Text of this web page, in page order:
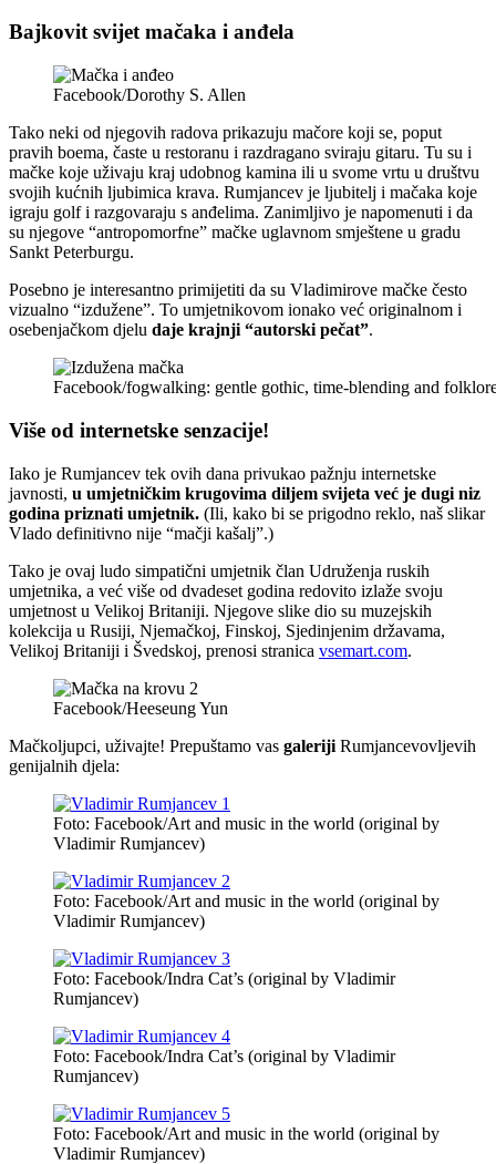
Bajkovit svijet mačaka i anđela
Facebook/Dorothy S. Allen
Tako neki od njegovih radova prikazuju mačore koji se, poput
pravih boema, časte u restoranu i razdragano sviraju gitaru. Tu su i
mačke koje uživaju kraj udobnog kamina ili u svome vrtu u društvu
svojih kućnih ljubimica krava. Rumjancev je ljubitelj i mačaka koje
igraju golf i razgovaraju s anđelima. Zanimljivo je napomenuti i da
su njegove “antropomorfne” mačke uglavnom smještene u gradu
Sankt Peterburgu.
Posebno je interesantno primijetiti da su Vladimirove mačke često
vizualno “izdužene”. To umjetnikovom ionako već originalnom i
osebenjačkom djelu daje krajnji “autorski pečat”.
Facebook/fogwalking: gentle gothic, time-blending and
Više od internetske senzacije!
Iako je Rumjancev tek ovih dana privukao pažnju internetske
javnosti, u umjetničkim krugovima diljem svijeta već je dugi niz
godina priznati umjetnik. (Ili, kako bi se prigodno reklo, naš slikar
Vlado definitivno nije “mačji kašalj”.)
Tako je ovaj ludo simpatični umjetnik član Udruženja ruskih
umjetnika, a već više od dvadeset godina redovito izlaže svoju
umjetnost u Velikoj Britaniji. Njegove slike dio su muzejskih
kolekcija u Rusiji, Njemačkoj, Finskoj, Sjedinjenim državama,
Velikoj Britaniji i Švedskoj, prenosi stranica vsemart.com.
Facebook/Heeseung Yun
Mačkoljupci, uživajte! Prepuštamo vas galeriji Rumjancevovljevih
genijalnih djela:
Foto: Facebook/Art and music in the world (original by
Vladimir Rumjancev)
Foto: Facebook/Art and music in the world (original by
Vladimir Rumjancev)
Foto: Facebook/Indra Cat’s (original by Vladimir
Rumjancev)
Foto: Facebook/Indra Cat’s (original by Vladimir
Rumjancev)
Foto: Facebook/Art and music in the world (original by
Vladimir Rumjancev)